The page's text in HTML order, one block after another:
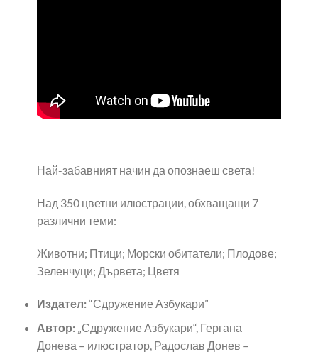
Най-забавният начин да опознаеш света!
Над 350 цветни илюстрации, обхващащи 7
различни теми:
Животни; Птици; Морски обитатели; Плодове;
Зеленчуци; Дървета; Цветя
Издател:“Сдружение Азбукари”
Автор:„Сдружение Азбукари“, Гергана
Донева – илюстратор, Радослав Донев –